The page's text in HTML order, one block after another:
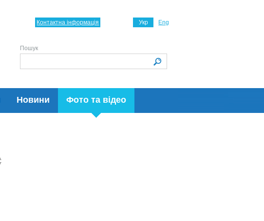
Новини Фото та відео
Укр Eng
Контактна інформація
Пошук